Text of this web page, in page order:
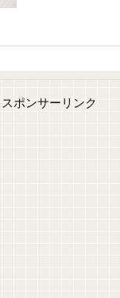
スポンサーリンク